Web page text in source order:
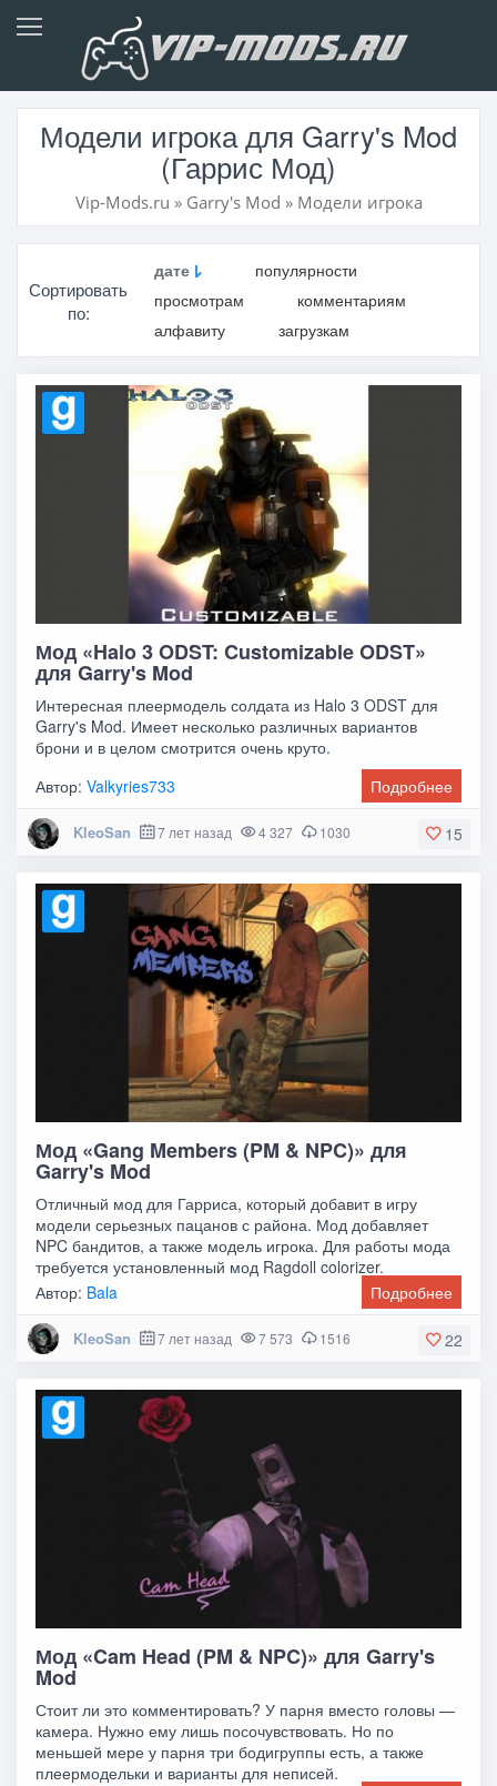
Модели игрока для Garry's Mod
(Гаррис Мод)
Vip-Mods.ru » Garry's Mod » Модели игрока
Сортировать
по:
дате
популярности
просмотрам
комментариям
алфавиту
загрузкам
Мод «Halo 3 ODST: Customizable ODST»
для Garry's Mod
Интересная плеермодель солдата из Halo 3 ODST для
Garry's Mod. Имеет несколько различных вариантов
брони и в целом смотрится очень круто.
Автор:Valkyries733 Подробнее
15
KleoSan 7 лет назад 4 327 1030
Мод «Gang Members (PM & NPC)» для
Garry's Mod
Отличный мод для Гарриса, который добавит в игру
модели серьезных пацанов с района. Мод добавляет
NPC бандитов, а также модель игрока. Для работы мода
требуется установленный мод Ragdoll colorizer.
Автор: Bala Подробнее
22
KleoSan 7 лет назад 7 573 1516
Мод «Cam Head (PM & NPC)» для Garry's
Mod
Стоит ли это комментировать? У парня вместо головы —
камера. Нужно ему лишь посочувствовать. Но по
меньшей мере у парня три бодигруппы есть, а также
плеермодельки и варианты для неписей.